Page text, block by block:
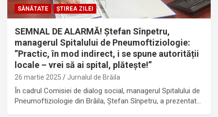
SĂNĂTATE ȘTIREA ZILEI
SEMNAL DE ALARMĂ! Ștefan Sînpetru,
managerul Spitalului de Pneumoftiziologie:
”Practic, în mod indirect, i se spune autorității
locale – vrei să ai spital, plătește!”
26 martie 2025 Jurnalul de Brăila
În cadrul Comisiei de dialog social, managerul Spitalului de
Pneumoftiziologie din Brăila, Ștefan Sînpetru, a prezentat…